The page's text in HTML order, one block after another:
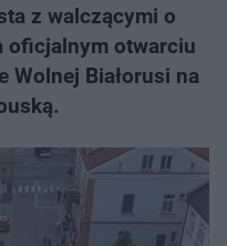
z walczącymi o
oficjalnym otwarciu
Wolnej Białorusi na